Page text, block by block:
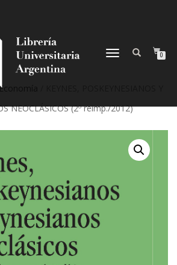
NAVEGACIÓN
0
NEOCLÁSICOS (2º reimp./2012)